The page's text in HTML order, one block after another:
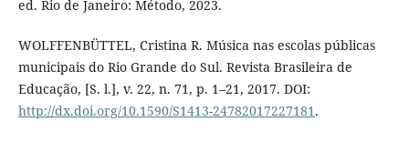
ed. Rio de Janeiro: Método, 2023.
WOLFFENBÜTTEL, Cristina R. Música nas escolas públicas
municipais do Rio Grande do Sul. Revista Brasileira de
Educação, [S. l.], v. 22, n. 71, p. 1–21, 2017. DOI:
http://dx.doi.org/10.1590/S1413-24782017227181.